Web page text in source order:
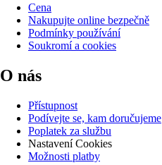
Cena
Nakupujte online bezpečně
Podmínky používání
Soukromí a cookies
O nás
Přístupnost
Podívejte se, kam doručujeme
Poplatek za službu
Nastavení Cookies
Možnosti platby